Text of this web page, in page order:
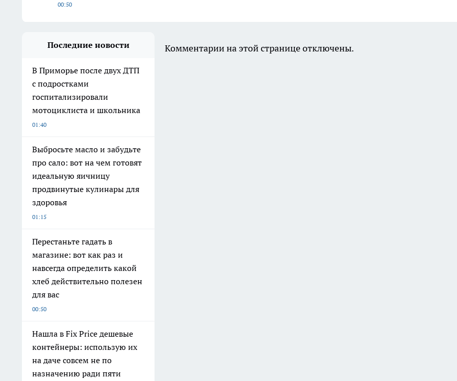
00:50
Последние новости
В Приморье после двух ДТП
с подростками
госпитализировали
мотоциклиста и школьника
01:40
Выбросьте масло и забудьте
про сало: вот на чем готовят
идеальную яичницу
продвинутые кулинары для
здоровья
01:15
Перестаньте гадать в
магазине: вот как раз и
навсегда определить какой
хлеб действительно полезен
для вас
00:50
Нашла в Fix Price дешевые
контейнеры: использую их
на даче совсем не по
назначению ради пяти
Комментарии на этой странице отключены.